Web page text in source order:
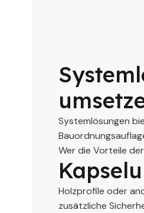
Systemlösungen
Wer die Vorteile
Holzprofile oder
zusätzliche